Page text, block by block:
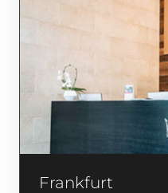
Frankfurt